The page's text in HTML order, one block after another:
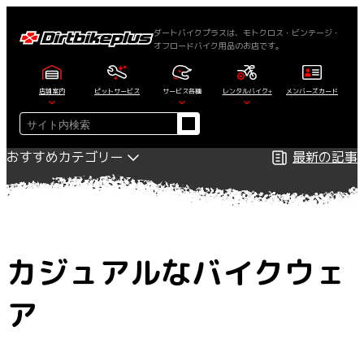
ダートバイクプラスは、モトクロス・ビンテージ・
オフロードバイク用品のお店です。
店舗案内 ピットサービス サービス各種 レンタルバイク+ メンバーズカード
検
索
おすすめカテゴリー
最新の記事
カジュアルなバイクウェ
ア